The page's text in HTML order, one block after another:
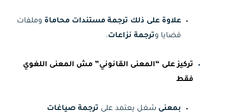
علاوة على ذلك ترجمة مستندات محاماة وملفات
قضايا وترجمة نزاعات.
تركيز على “المعنى القانوني” مش المعنى اللغوي
فقط
بمعنى شغل يعتمد على ترجمة صياغات